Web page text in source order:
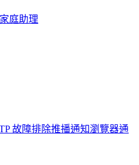
家庭助理
故障排除推播通知瀏覽器通